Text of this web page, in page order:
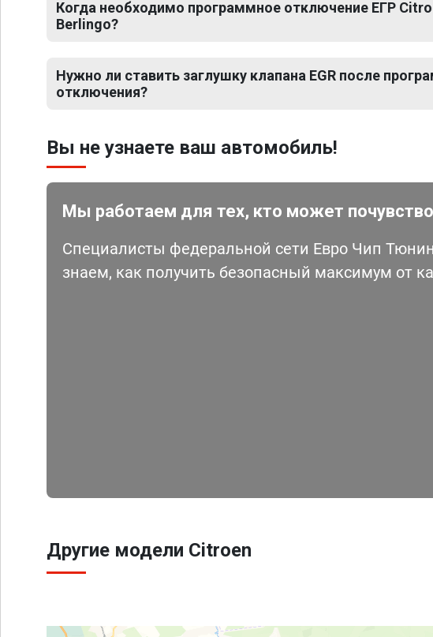
Когда необходимо программное отключение ЕГР
Berlingo?
Нужно ли ставить заглушку клапана EGR после
отключения?
Вы не узнаете ваш автомобиль!
Мы работаем для тех, кто может
Специалисты федеральной сети Евро Чип
знаем, как получить безопасный максимум от
Другие модели Citroen